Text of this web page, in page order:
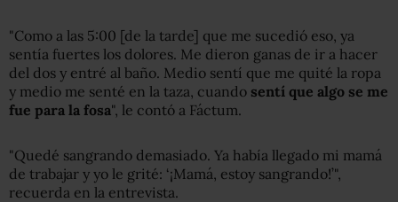
"Como a las 5:00 [de la tarde] que me sucedió eso, ya
sentía fuertes los dolores. Me dieron ganas de ir a hacer
del dos y entré al baño. Medio sentí que me quité la ropa
y medio me senté en la taza, cuando sentí que algo se me
fue para la fosa", le contó a Fáctum.
"Quedé sangrando demasiado. Ya había llegado mi mamá
de trabajar y yo le grité: ‘¡Mamá, estoy sangrando!’",
recuerda en la entrevista.